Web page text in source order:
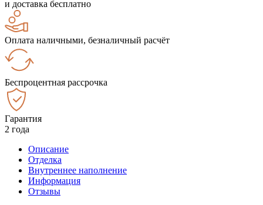
и доставка бесплатно
Оплата наличными, безналичный расчёт
Беспроцентная рассрочка
Гарантия
2 года
Описание
Отделка
Внутреннее наполнение
Информация
Отзывы